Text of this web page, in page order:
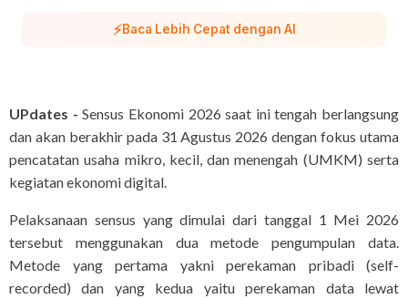
⚡Baca Lebih Cepat dengan AI
UPdates - Sensus Ekonomi 2026 saat ini tengah berlangsung
dan akan berakhir pada 31 Agustus 2026 dengan fokus utama
pencatatan usaha mikro, kecil, dan menengah (UMKM) serta
kegiatan ekonomi digital.
Pelaksanaan sensus yang dimulai dari tanggal 1 Mei 2026
tersebut menggunakan dua metode pengumpulan data.
Metode yang pertama yakni perekaman pribadi (self-
recorded) dan yang kedua yaitu perekaman data lewat